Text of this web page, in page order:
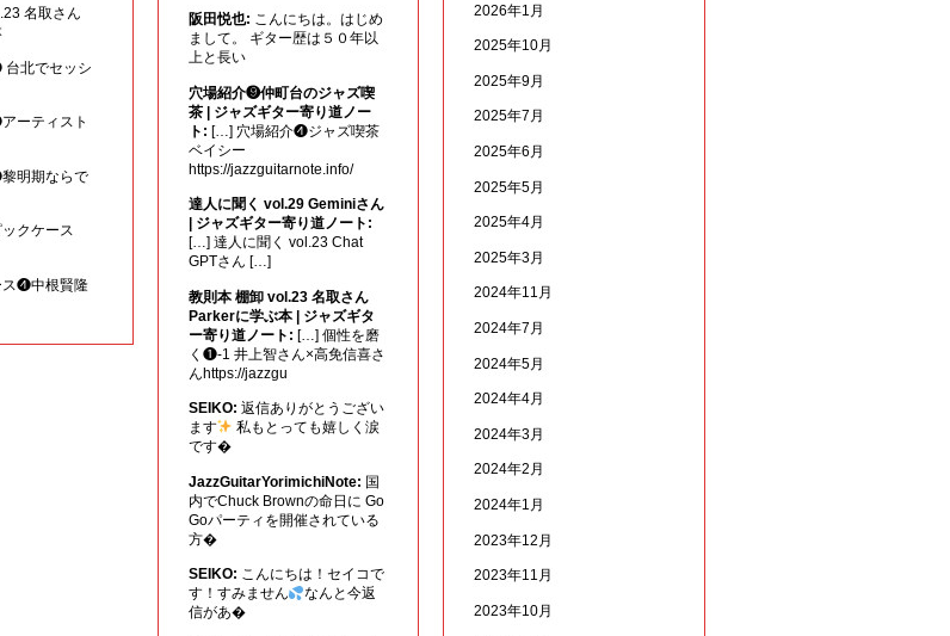
名取さん
北でセッシ
ーティスト
明期ならで
クケース
ス❹中根賢隆
阪田悦也: こんにちは。はじめ
まして。 ギター歴は５０年以
上と長い
穴場紹介❾仲町台のジャズ喫
茶 | ジャズギター寄り道ノー
ト: […] 穴場紹介❹ジャズ喫茶
ベイシー
https://jazzguitarnote.info/
達人に聞く vol.29 Geminiさん
| ジャズギター寄り道ノート:
[…] 達人に聞く vol.23 Chat
GPTさん […]
教則本 棚卸 vol.23 名取さん
Parkerに学ぶ本 | ジャズギタ
ー寄り道ノート: […] 個性を磨
く❶-1 井上智さん×高免信喜さ
んhttps://jazzgu
SEIKO: 返信ありがとうござい
ます
私もとっても嬉しく涙
です�
JazzGuitarYorimichiNote: 国
内でChuck Brownの命日に Go
Goパーティを開催されている
方�
SEIKO: こんにちは！セイコで
す！すみません
なんと今返
信があ�
2026年1月
2025年10月
2025年9月
2025年7月
2025年6月
2025年5月
2025年4月
2025年3月
2024年11月
2024年7月
2024年5月
2024年4月
2024年3月
2024年2月
2024年1月
2023年12月
2023年11月
2023年10月